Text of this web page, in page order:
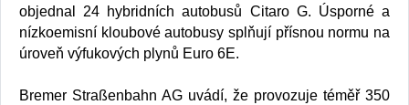
objednal 24 hybridních autobusů Citaro G. Úsporné a
nízkoemisní kloubové autobusy splňují přísnou normu na
úroveň výfukových plynů Euro 6E.
Bremer Straßenbahn AG uvádí, že provozuje téměř 350